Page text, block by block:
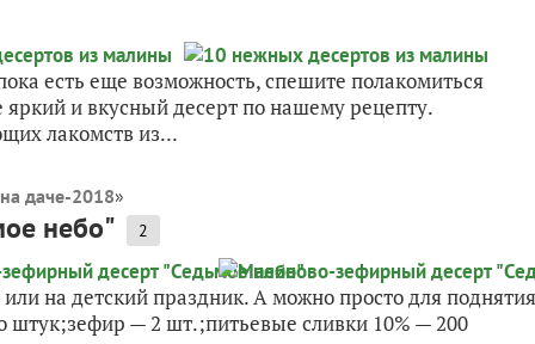
есть еще возможность, спешите полакомиться
и вкусный десерт по нашему рецепту.
лакомств из...
даче-2018»
небо" 2
на детский праздник. А можно просто для поднятия
штук;зефир — 2 шт.;питьевые сливки 10% — 200